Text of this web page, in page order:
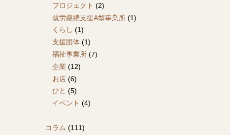
プロジェクト (2)
就労継続支援A型事業所(1)
くらし (1)
支援団体(1)
福祉事業所(7)
企業(12)
お店(6)
ひと (5)
イベント (4)
コラム (111)